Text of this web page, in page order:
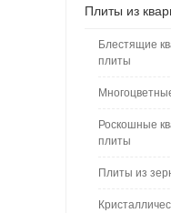
Плиты из
Блестящие
плиты
Роскошные
плиты
Плиты из